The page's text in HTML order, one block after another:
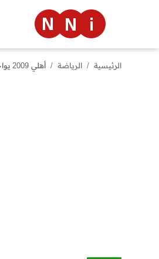
منوعات
الرئيسية الرياضة أهلي 2009 يواجه غزل المحلة اليوم في بطولة الجمهورية